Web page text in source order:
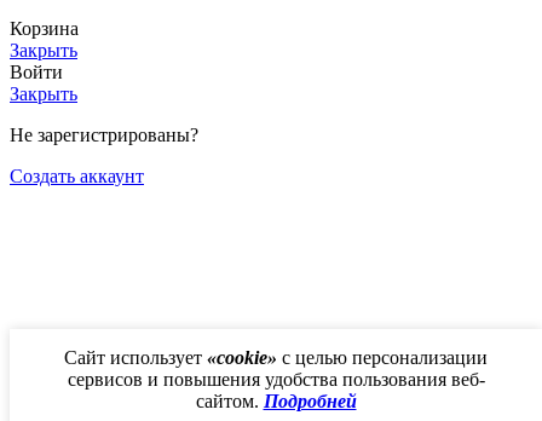
Корзина
Закрыть
Войти
Закрыть
Не зарегистрированы?
Создать аккаунт
Сайт использует «cookie» с целью персонализации
сервисов и повышения удобства пользования веб-
сайтом. Подробней